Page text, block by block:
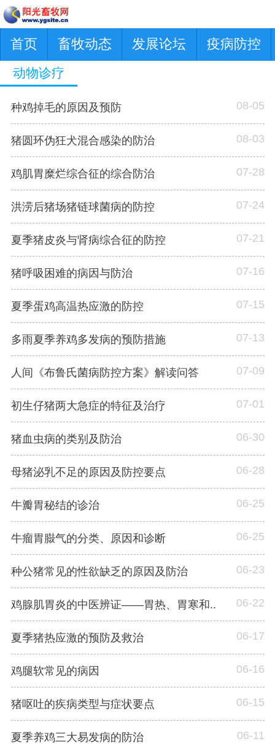
首页 畜牧动态 发展论坛 疫病防控
动物诊疗
种鸡掉毛的原因及预防 08-05
猪圆环伪狂犬混合感染的防治 08-03
鸡肌胃糜烂综合征的综合防治 07-28
洪涝后猪场猪链球菌病的防控 07-24
夏季猪皮炎与肾病综合征的防控 07-21
猪呼吸困难的病因与防治 07-16
夏季蛋鸡高温热应激的防控 07-15
多雨夏季养鸡多发病的预防措施 07-13
人间《布鲁氏菌病防控方案》解读问答 07-09
初生仔猪两大急症的特征及治疗 07-01
猪血虫病的类别及防治 06-30
母猪泌乳不足的原因及防控要点 06-28
牛瓣胃秘结的诊治 06-25
牛瘤胃臌气的分类、原因和诊断 06-25
种公猪常见的性欲缺乏的原因及防治 06-23
鸡腺肌胃炎的中医辨证——胃热、胃寒和.. 06-22
夏季猪热应激的预防及救治 06-17
鸡腿软常见的病因 06-16
猪呕吐的疾病类型与症状要点 06-15
夏季养鸡三大易发病的防治 06-11